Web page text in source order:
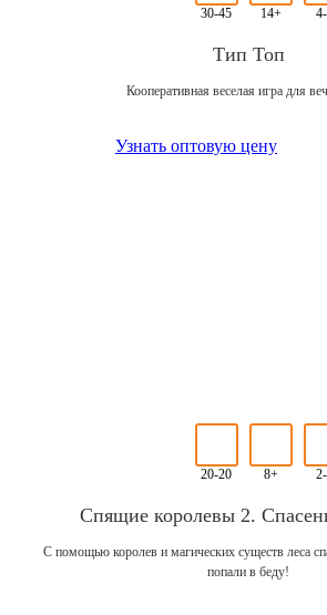
30-45 14+
Тип Топ
Кооперативная веселая игра для
Узнать оптовую цену
20-20 8+
Спящие королевы 2.
С помощью королев и магических существ леса
попали в беду!